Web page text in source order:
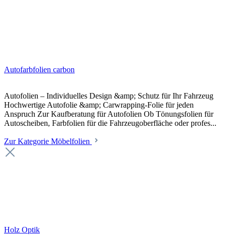
Autofarbfolien carbon
Autofolien – Individuelles Design &amp; Schutz für Ihr Fahrzeug
Hochwertige Autofolie &amp; Carwrapping-Folie für jeden
Anspruch Zur Kaufberatung für Autofolien Ob Tönungsfolien für
Autoscheiben, Farbfolien für die Fahrzeugoberfläche oder profes...
Zur Kategorie Möbelfolien
Holz Optik